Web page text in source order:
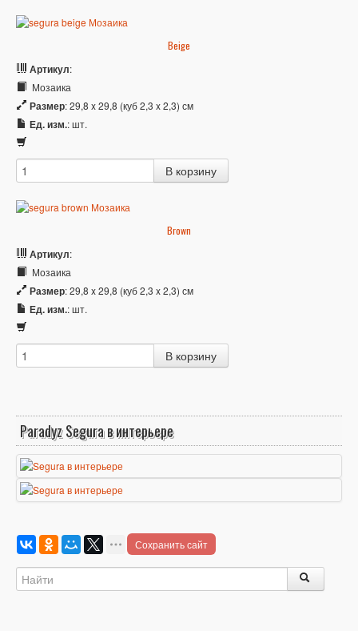
Beige
Артикул:
Мозаика
Размер: 29,8 x 29,8 (куб 2,3 x 2,3) см
Ед. изм.: шт.
Brown
Артикул:
Мозаика
Размер: 29,8 x 29,8 (куб 2,3 x 2,3) см
Ед. изм.: шт.
Paradyz Segura в интерьере
Сохранить сайт